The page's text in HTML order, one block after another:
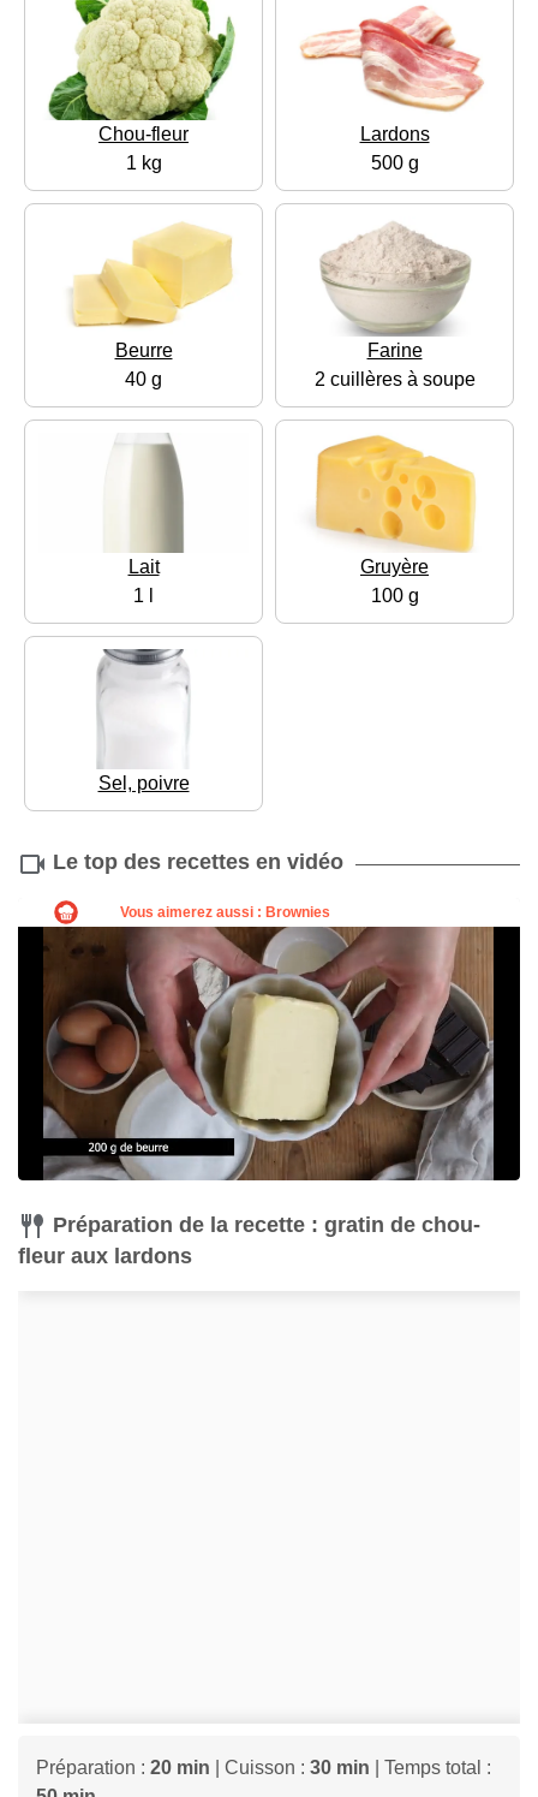
Chou-fleur
1 kg
Lardons
500 g
Beurre
40 g
Farine
2 cuillères à soupe
Lait
1 l
Gruyère
100 g
Sel, poivre
Le top des recettes en vidéo
Préparation de la recette : gratin de chou-
fleur aux lardons
Préparation : 20 min | Cuisson : 30 min | Temps total :